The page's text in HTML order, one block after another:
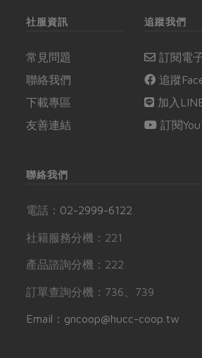
社服資訊
常見問題
聯絡我們
下載專區
友善連結
追蹤我們
訂閱電
追蹤
加入
訂閱
聯絡我們
電話： 02-2999-6122
社籍服務分機：221
產品諮詢分機：222
訂單查詢分機：736、739
Email：gncoop@hucc-coop.tw